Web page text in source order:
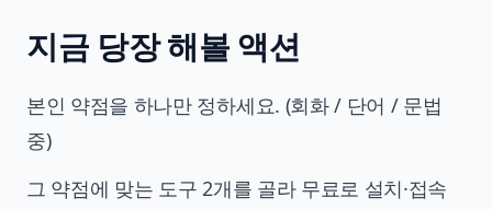
지금 당장 해볼 액션
본인 약점을 하나만 정하세요. (회화 / 단어 / 문법
중)
그 약점에 맞는 도구 2개를 골라 무료로 설치·접속